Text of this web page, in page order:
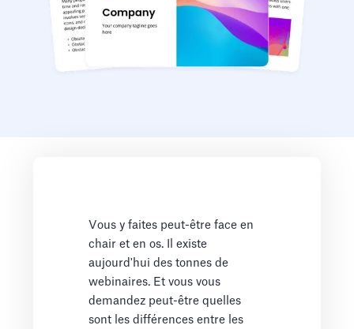
Vous y faites peut-être face en
chair et en os. Il existe
aujourd'hui des tonnes de
webinaires. Et vous vous
demandez peut-être quelles
sont les différences entre les